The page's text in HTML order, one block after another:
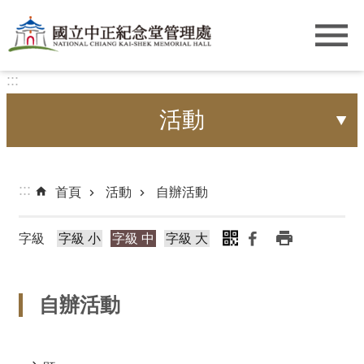
跳到主要內容區塊
:::
活動
::: 首頁 活動 自辦活動
字級 字級 小 字級 中 字級 大
自辦活動